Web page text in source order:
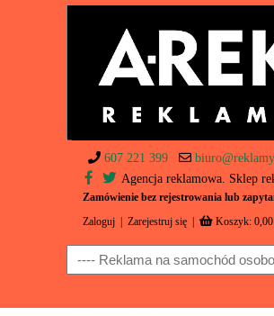
607 221 399
Agencja reklamowa. Sklep
Zamówienie bez rejestrowania lub
Zaloguj Zarejestruj się Koszyk: 0,00
Navigation